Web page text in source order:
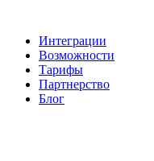
содержимому
Интеграции
Возможности
Тарифы
Партнерство
Блог